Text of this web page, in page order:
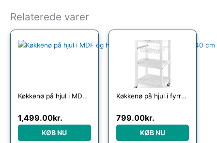
Relaterede varer
Køkkenø på hjul i MDF og hårdtræ H85 x B90 – 116 x D40 cm – Natur
1,499.00kr.
KØB NU
Køkkenø på hjul i fyrretræ og rustfri stål H85 x B47 x D39 cm – Hvid/Stål
799.00kr.
KØB NU